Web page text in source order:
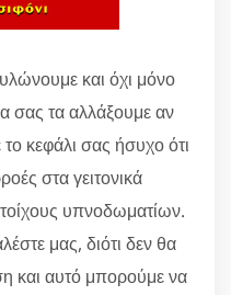
και όχι μόνο
σας τα αλλάξουμε αν
κεφάλι σας ήσυχο ότι
στα γειτονικά
υπνοδωματίων.
μας, διότι δεν θα
και αυτό μπορούμε να